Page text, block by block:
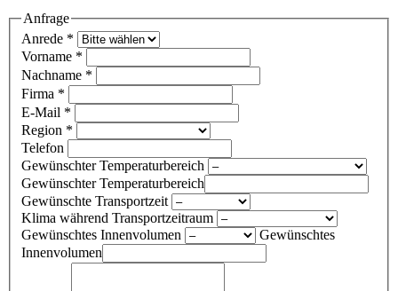
Anfrage
Anrede *
Vorname *
Nachname *
Firma *
E-Mail *
Region *
Telefon
Gewünschter Temperaturbereich
Gewünschter Temperaturbereich
Gewünschte Transportzeit
Klima während Transportzeitraum
Gewünschtes Innenvolumen
Gewünschtes
Innenvolumen